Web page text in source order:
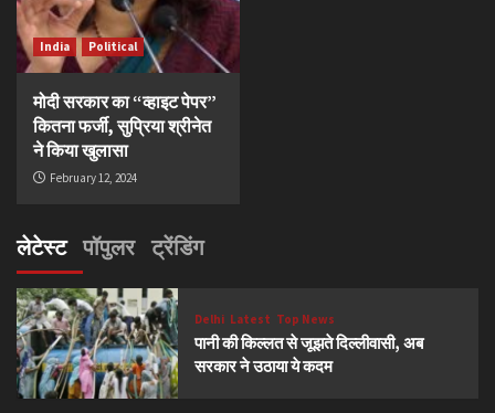
India Political
मोदी सरकार का “व्हाइट पेपर”
कितना फर्जी, सुप्रिया श्रीनेत
ने किया खुलासा
February 12, 2024
लेटेस्ट पॉपुलर ट्रेंडिंग
Delhi Latest Top News
पानी की किल्लत से जूझते दिल्लीवासी, अब
सरकार ने उठाया ये कदम